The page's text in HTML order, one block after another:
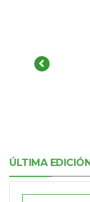
ÚLTIMA EDICIÓN